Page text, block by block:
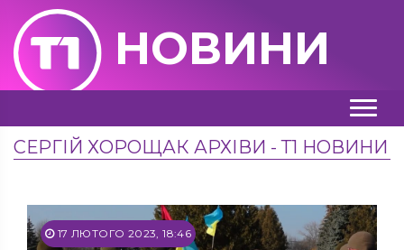
НОВИНИ
СЕРГІЙ ХОРОЩАК АРХІВИ - Т1 НОВИНИ
17 ЛЮТОГО 2023, 18:46